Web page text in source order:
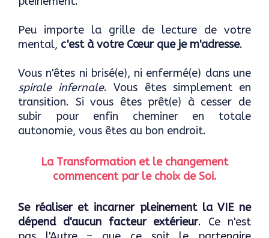
Peu importe la grille de lecture de votre
mental, c'est à votre Cœur que je m'adresse.
Vous n'êtes ni brisé(e), ni enfermé(e) dans une
spirale infernale. Vous êtes simplement en
transition. Si vous êtes prêt(e) à cesser de
subir pour enfin cheminer en totale
autonomie, vous êtes au bon endroit.
La Transformation et le changement
commencent par le choix de Soi.
Se réaliser et incarner pleinement la VIE ne
dépend d'aucun facteur extérieur. Ce n'est